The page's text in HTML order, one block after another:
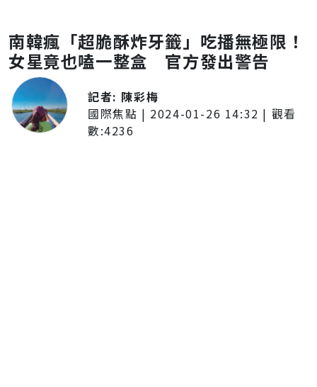
南韓瘋「超脆酥炸牙籤」吃播無極限！
女星竟也嗑一整盒 官方發出警告
記者: 陳彩梅
國際焦點 | 2024-01-26 14:32 | 觀看
數:4236